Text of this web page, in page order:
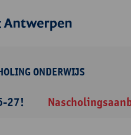
ONDERWIJS
27!